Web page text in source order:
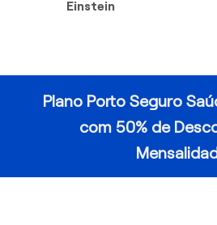
Einstein
Plano Porto Seguro
com 50% de